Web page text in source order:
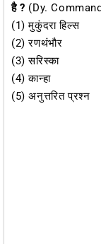
है ? (Dy.
(1) मुकुंदरा हिल्स
(2) रणथंभौर
(3) सरिस्का
(4) कान्हा
(5) अनुत्तरित प्रश्न